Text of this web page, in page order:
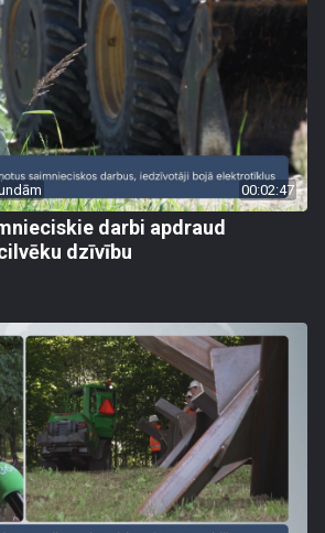
00:02:47
darbi apdraud
dzīvību